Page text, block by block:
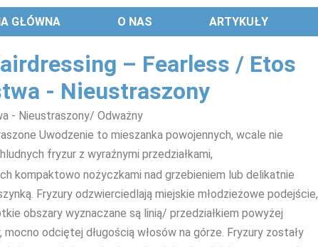
GŁÓWNA O NAS ARTYKUŁY
– Fearless / Etos
- Nieustraszony
- Nieustraszony/ Odważny
Uwodzenie to mieszanka powojennych, wcale nie
fryzur z wyraźnymi przedziałkami,
kompaktowo nożyczkami nad grzebieniem lub delikatnie
Fryzury odzwierciedlają miejskie młodzieżowe podejście,
obszary wyznaczane są linią/ przedziałkiem powyżej
mocno odciętej długością włosów na górze. Fryzury zostały